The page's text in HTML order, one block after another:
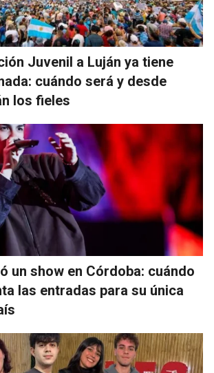
Juvenil a Luján ya tiene
cuándo será y desde
los fieles
un show en Córdoba: cuándo
las entradas para su única